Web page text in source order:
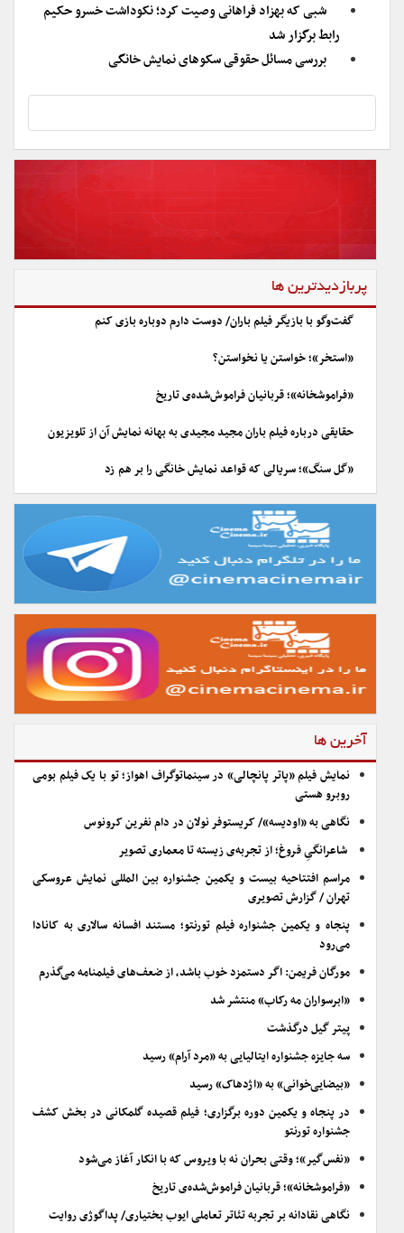
شبی که بهزاد فراهانی وصیت کرد؛ نکوداشت خسرو حکیم
رابط برگزار شد
بررسی مسائل حقوقی سکوهای نمایش خانگی
پربازدیدترین ها
گفت‌وگو با بازیگر فیلم باران/ دوست دارم دوباره بازی کنم
«استخر»؛ خواستن یا نخواستن؟
«فراموشخانه»؛ قربانیان فراموش‌شده‌ی تاریخ
حقایقی درباره فیلم باران مجید مجیدی به بهانه نمایش آن از تلویزیون
«گل سنگ»؛ سریالی که قواعد نمایش خانگی را بر هم زد
آخرین ها
نمایش فیلم «پاتر پانچالی» در سینماتوگراف اهواز؛ تو با یک فیلم بومی
روبرو هستی
نگاهی به «اودیسه»/ کریستوفر نولان در دام نفرین کرونوس
شاعرانگیِ فروغ؛ از تجربه‌ی زیسته تا معماری تصویر
مراسم افتتاحیه بیست و یکمین جشنواره بین المللی نمایش عروسکی
تهران / گزارش تصویری
پنجاه و یکمین جشنواره فیلم تورنتو؛ مستند افسانه سالاری به کانادا
می‌رود
مورگان فریمن: اگر دستمزد خوب باشد، از ضعف‌های فیلمنامه می‌گذرم
«ابرسواران مه رکاب» منتشر شد
پیتر گیل درگذشت
سه جایزه جشنواره ایتالیایی به «مرد آرام» رسید
«بیضایی‌خوانی» به «اژدهاک» رسید
در پنجاه و یکمین دوره برگزاری؛ فیلم قصیده گلمکانی در بخش کشف
جشنواره تورنتو
«نفس‌گیر»؛ وقتی بحران نه با ویروس که با انکار آغاز می‌شود
«فراموشخانه»؛ قربانیان فراموش‌شده‌ی تاریخ
نگاهی نقادانه بر تجربه تئاتر تعاملی ایوب بختیاری/ پداگوژی روایت